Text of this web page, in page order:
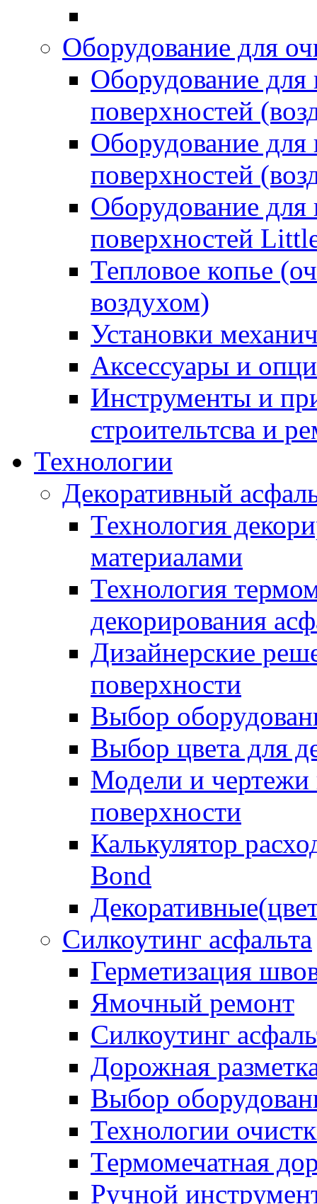
Оборудование для
Оборудование
поверхностей
Оборудование
поверхностей
Оборудование
поверхностей
Тепловое копье
воздухом)
Установки
Аксессуары и
Инструменты и
строительтсва и
Технологии
Декоративный
Технология
материалами
Технология
декорирования
Дизайнерские
поверхности
Выбор
Выбор цвета для
Модели и чертежи
поверхности
Калькулятор
Bond
Силкоутинг асфальта
Герметизация
Ямочный ремонт
Силкоутинг
Дорожная
Выбор
Технологии
Термомечатная
Ручной